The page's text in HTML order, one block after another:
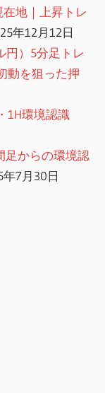
在地｜上昇トレ
年12月12日
円）5分足トレ
動を狙った押
1H環境認識
足からの環境認
年7月30日